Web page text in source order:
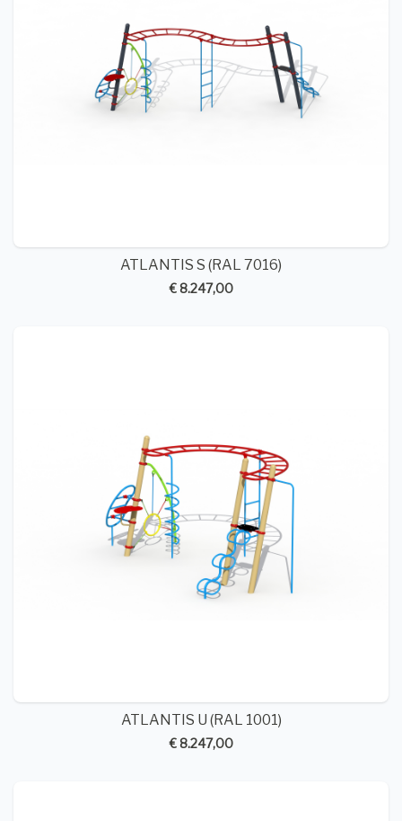
ATLANTIS S (RAL 7016)
€ 8.247,00
ATLANTIS U (RAL 1001)
€ 8.247,00